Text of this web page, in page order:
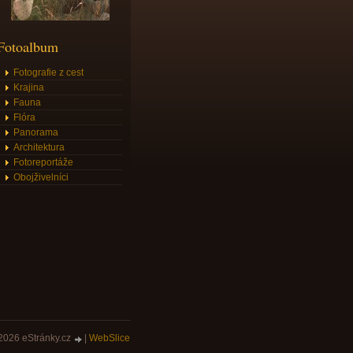
Fotografie z cest
Krajina
Fauna
Flóra
Panorama
Architektura
Fotoreportáže
Obojživelníci
eStránky.cz WebSlice